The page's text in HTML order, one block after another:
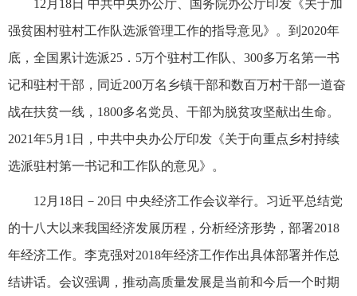
12月18日 中共中央办公厅、国务院办公厅印发《关于加
强贫困村驻村工作队选派管理工作的指导意见》。到2020年
底，全国累计选派25．5万个驻村工作队、300多万名第一书
记和驻村干部，同近200万名乡镇干部和数百万村干部一道奋
战在扶贫一线，1800多名党员、干部为脱贫攻坚献出生命。
2021年5月1日，中共中央办公厅印发《关于向重点乡村持续
选派驻村第一书记和工作队的意见》。
12月18日－20日 中央经济工作会议举行。习近平总结党
的十八大以来我国经济发展历程，分析经济形势，部署2018
年经济工作。李克强对2018年经济工作作出具体部署并作总
结讲话。会议强调，推动高质量发展是当前和今后一个时期